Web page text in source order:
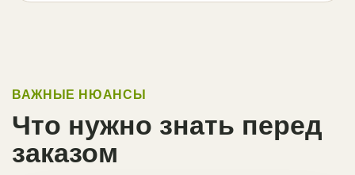
ВАЖНЫЕ НЮАНСЫ
Что нужно знать перед
заказом